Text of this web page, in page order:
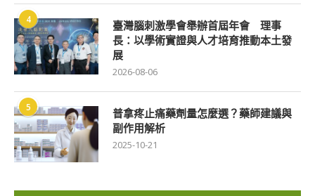
4
臺灣腦刺激學會舉辦首屆年會 理事
長：以學術實證與人才培育推動本土發
展
2026-08-06
5
普拿疼止痛藥劑量怎麼選？藥師建議與
副作用解析
2025-10-21